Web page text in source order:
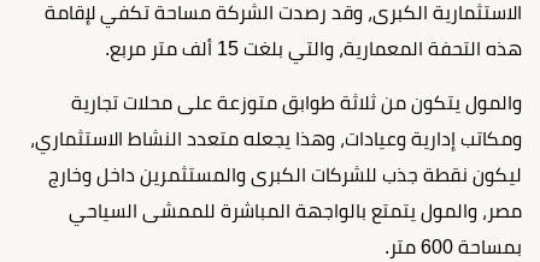
الاستثمارية الكبرى، وقد رصدت الشركة مساحة تكفي لإقامة
هذه التحفة المعمارية، والتي بلغت 15 ألف متر مربع.
والمول يتكون من ثلاثة طوابق متوزعة على محلات تجارية
ومكاتب إدارية وعيادات، وهذا يجعله متعدد النشاط الاستثماري،
ليكون نقطة جذب للشركات الكبرى والمستثمرين داخل وخارج
مصر، والمول يتمتع بالواجهة المباشرة للممشى السياحي
بمساحة 600 متر.